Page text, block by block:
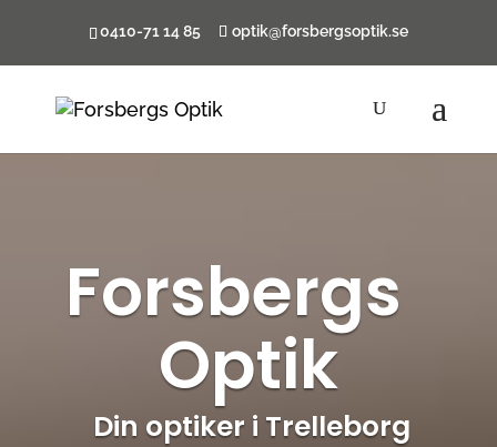
0410-71 14 85 optik@forsbergsoptik.se
Forsbergs
Optik
Din optiker i Trelleborg